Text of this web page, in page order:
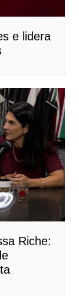
e lidera
Riche: